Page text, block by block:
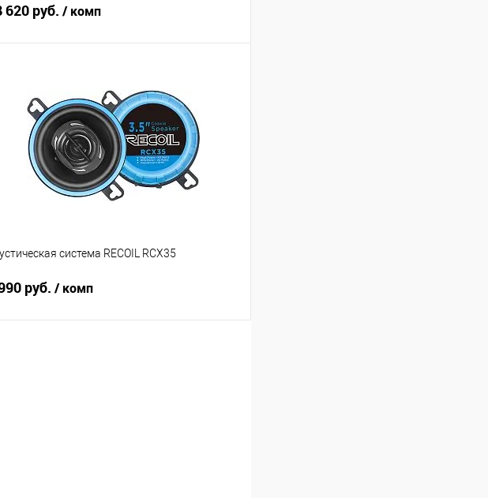
620 руб. / комп
Сравнение В избранное
система RECOIL RCX35
руб. / комп